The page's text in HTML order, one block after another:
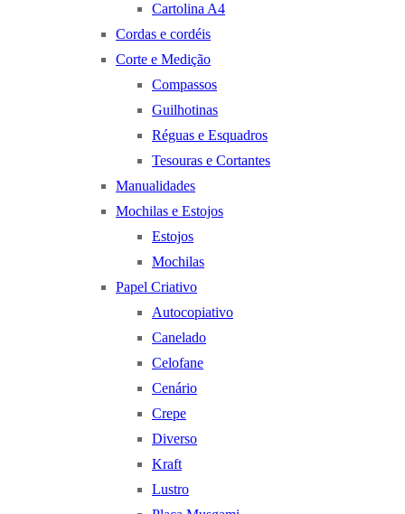
Cartolina A4
Cordas e cordéis
Corte e Medição
Compassos
Guilhotinas
Réguas e Esquadros
Tesouras e Cortantes
Manualidades
Mochilas e Estojos
Estojos
Mochilas
Papel Criativo
Autocopiativo
Canelado
Celofane
Cenário
Crepe
Diverso
Kraft
Lustro